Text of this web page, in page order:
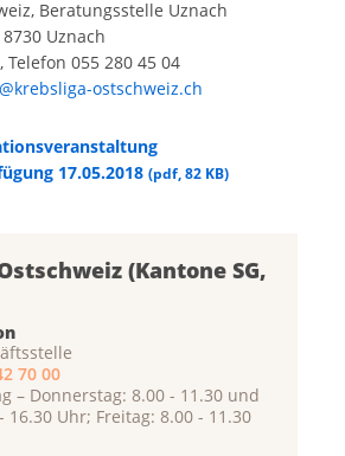
Beratungsstelle Uznach
Uznach
055 280 45 04
ostschweiz.ch
17.05.2018 (pdf,82 KB)
(Kantone SG,
70 00
– Donnerstag: 8.00 - 11.30 und
16.30 Uhr; Freitag: 8.00 - 11.30